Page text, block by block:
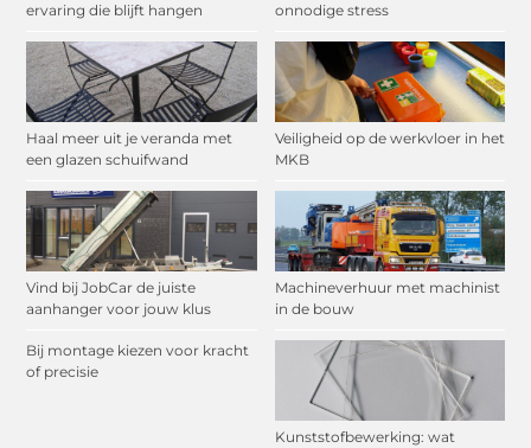
ervaring die blijft hangen
onnodige stress
Haal meer uit je veranda met
een glazen schuifwand
Veiligheid op de werkvloer in het
MKB
Vind bij JobCar de juiste
aanhanger voor jouw klus
Machineverhuur met machinist
in de bouw
Bij montage kiezen voor kracht
of precisie
Kunststofbewerking: wat